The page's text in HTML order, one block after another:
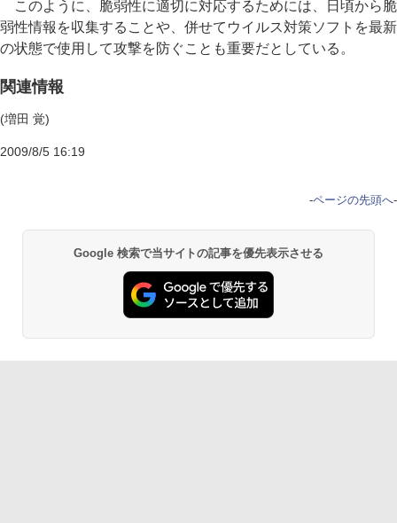
このように、脆弱性に適切に対応するためには、日頃から脆
弱性情報を収集することや、併せてウイルス対策ソフトを最新
の状態で使用して攻撃を防ぐことも重要だとしている。
関連情報
(増田 覚)
2009/8/5 16:19
-ページの先頭へ-
Google 検索で当サイトの記事を優先表示させる